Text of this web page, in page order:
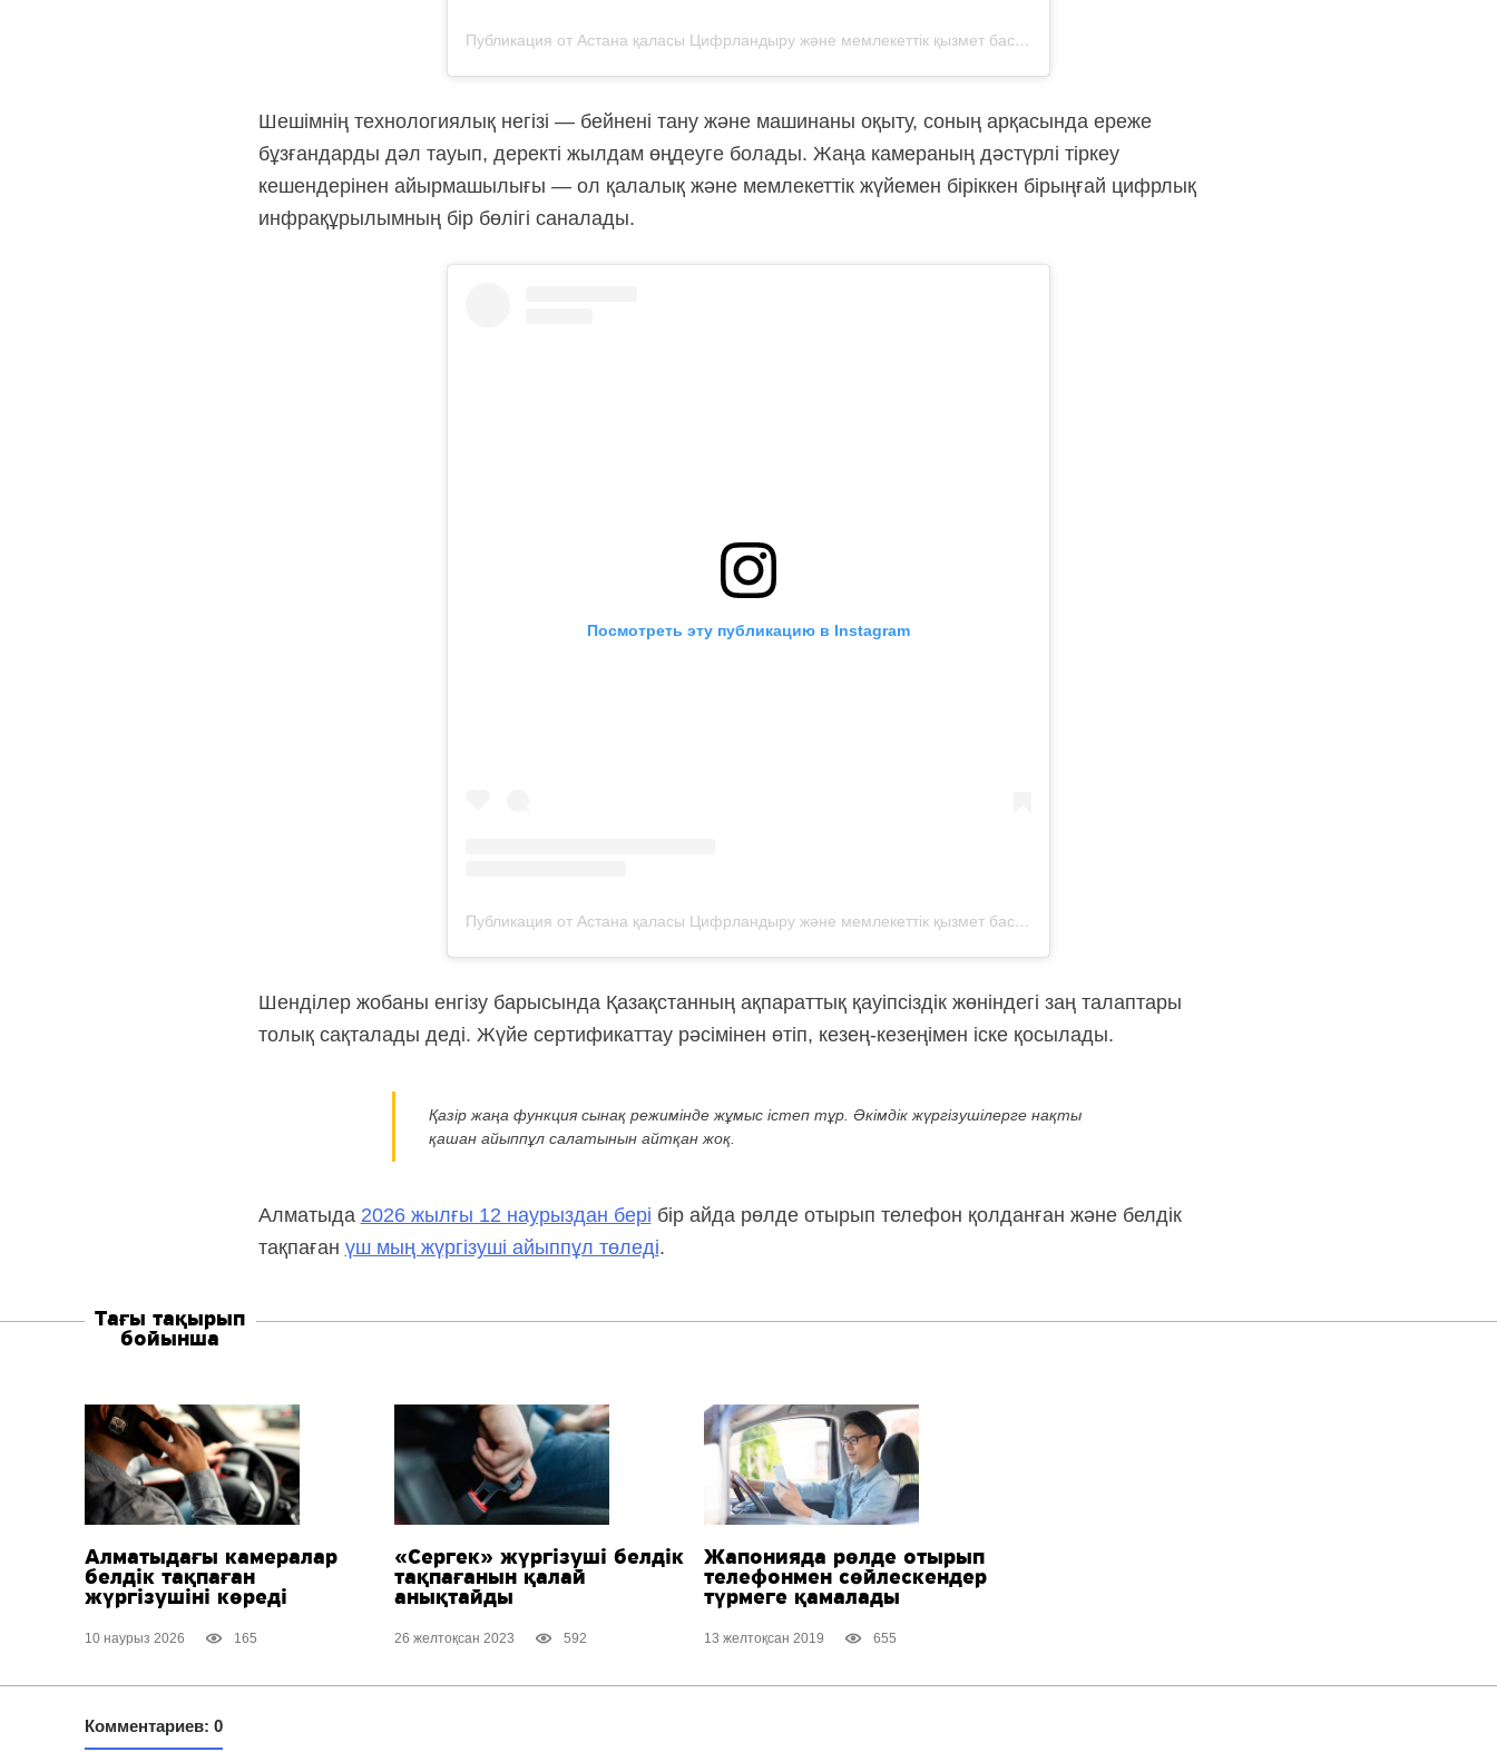
Публикация от Астана қаласы Цифрландыру және мемлекеттік қызмет басқармасы (@digital.astana)
Шешімнің технологиялық негізі — бейнені тану және машинаны оқыту, соның арқасында ереже
бұзғандарды дәл тауып, деректі жылдам өңдеуге болады. Жаңа камераның дәстүрлі тіркеу
кешендерінен айырмашылығы — ол қалалық және мемлекеттік жүйемен біріккен бірыңғай цифрлық
инфрақұрылымның бір бөлігі саналады.
Посмотреть эту публикацию в Instagram
Публикация от Астана қаласы Цифрландыру және мемлекеттік қызмет басқармасы (@digital.astana)
Шенділер жобаны енгізу барысында Қазақстанның ақпараттық қауіпсіздік жөніндегі заң талаптары
толық сақталады деді. Жүйе сертификаттау рәсімінен өтіп, кезең-кезеңімен іске қосылады.
Қазір жаңа функция сынақ режимінде жұмыс істеп тұр. Әкімдік жүргізушілерге нақты
қашан айыппұл салатынын айтқан жоқ.
Алматыда 2026 жылғы 12 наурыздан бері бір айда рөлде отырып телефон қолданған және белдік
тақпаған үш мың жүргізуші айыппұл төледі.
Тағы тақырып
бойынша
Алматыдағы камералар
белдік тақпаған
жүргізушіні көреді
10 наурыз 2026 165
«Сергек» жүргізуші белдік
тақпағанын қалай
анықтайды
26 желтоқсан 2023 592
Жапонияда рөлде отырып
телефонмен сөйлескендер
түрмеге қамалады
13 желтоқсан 2019 655
Комментариев: 0